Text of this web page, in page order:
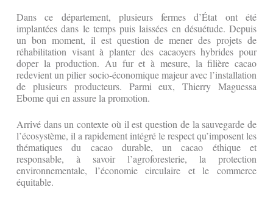
Dans ce département, plusieurs fermes d’État ont été
implantées dans le temps puis laissées en désuétude. Depuis
un bon moment, il est question de mener des projets de
réhabilitation visant à planter des cacaoyers hybrides pour
doper la production. Au fur et à mesure, la filière cacao
redevient un pilier socio-économique majeur avec l’installation
de plusieurs producteurs. Parmi eux, Thierry Maguessa
Ebome qui en assure la promotion.
Arrivé dans un contexte où il est question de la sauvegarde de
l’écosystème, il a rapidement intégré le respect qu’imposent les
thématiques du cacao durable, un cacao éthique et
responsable, à savoir l’agroforesterie, la protection
environnementale, l’économie circulaire et le commerce
équitable.